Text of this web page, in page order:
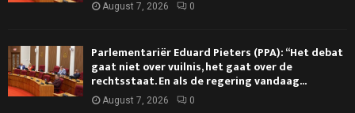
August 7, 2026 0
Parlementariër Eduard Pieters (PPA): “Het debat
gaat niet over vuilnis, het gaat over de
rechtsstaat. En als de regering vandaag...
August 7, 2026 0